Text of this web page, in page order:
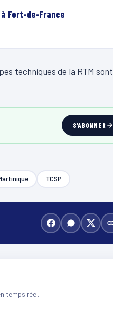
Fort-de-France
techniques de la RTM sont
S'ABONNER
TCSP
temps réel.